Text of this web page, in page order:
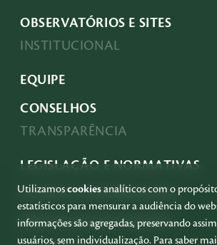
OBSERVATÓRIOS E SITES
INSTITUCIONAL
EQUIPE
CONSELHOS
TRANSPARÊNCIA
LEGISLAÇÃO E NORMATIVAS
ACESSO À INFORMAÇÃO
PRESTAÇÃO DE CONTAS
Utilizamoscookiesanalíticos com o
estatísticos para mensurar a audiência do
informações são agregadas, preservando
usuários, sem individualização. Para saber